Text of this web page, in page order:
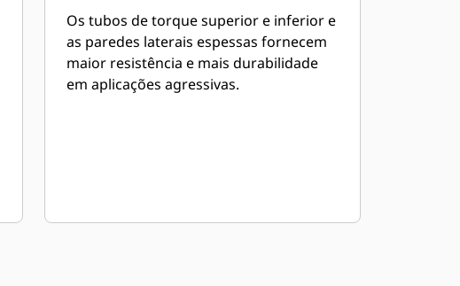
Os tubos de torque superior e inferior e
as paredes laterais espessas fornecem
maior resistência e mais durabilidade
em aplicações agressivas.